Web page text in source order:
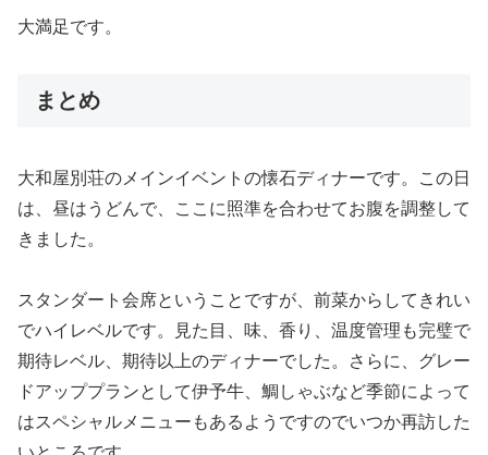
大満足です。
まとめ
大和屋別荘のメインイベントの懐石ディナーです。この日
は、昼はうどんで、ここに照準を合わせてお腹を調整して
きました。
スタンダート会席ということですが、前菜からしてきれい
でハイレベルです。見た目、味、香り、温度管理も完璧で
期待レベル、期待以上のディナーでした。さらに、グレー
ドアッププランとして伊予牛、鯛しゃぶなど季節によって
はスペシャルメニューもあるようですのでいつか再訪した